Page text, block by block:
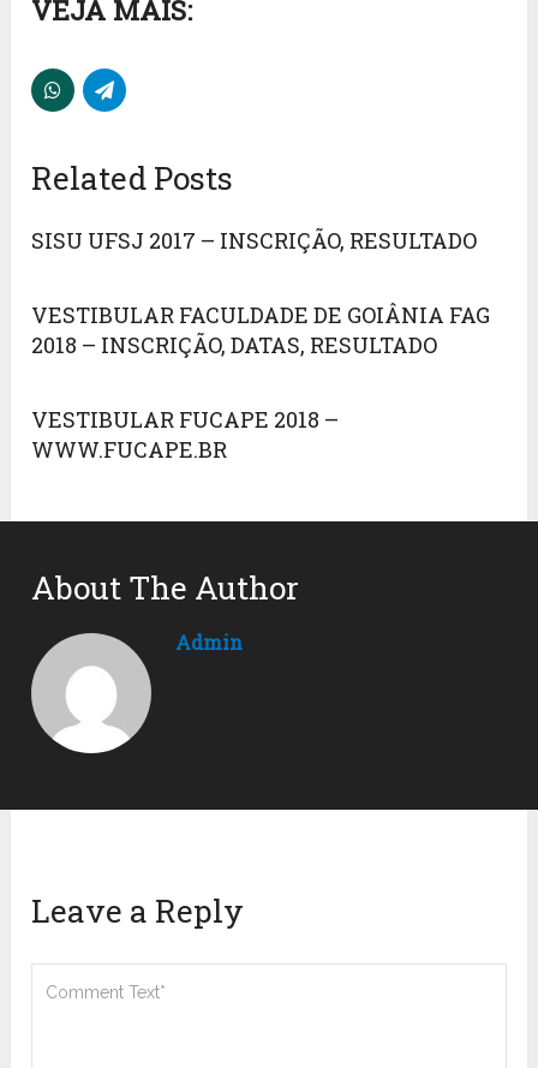
VEJA MAIS:
Related Posts
SISU UFSJ 2017 – INSCRIÇÃO, RESULTADO
VESTIBULAR FACULDADE DE GOIÂNIA FAG
2018 – INSCRIÇÃO, DATAS, RESULTADO
VESTIBULAR FUCAPE 2018 –
WWW.FUCAPE.BR
About The Author
Admin
Leave a Reply